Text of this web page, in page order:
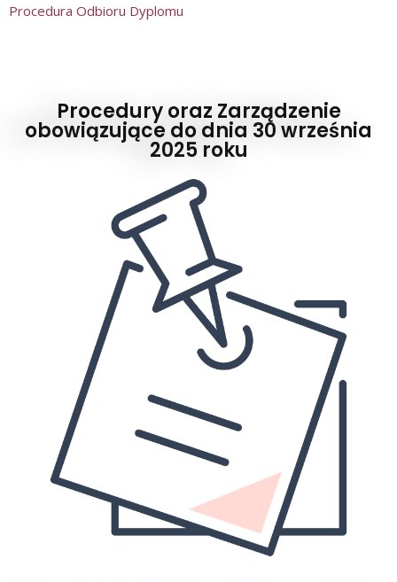
Procedura Odbioru Dyplomu
Procedury oraz Zarządzenie
obowiązujące do dnia 30 września
2025 roku